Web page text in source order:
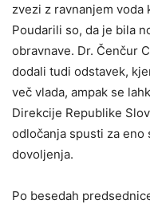
zvezi z ravnanjem
Poudarili so, da je bila
obravnave. Dr. Čenčur
dodali tudi odstavek,
več vlada, ampak se
Direkcije Republike
odločanja spusti za
dovoljenja.
Po besedah